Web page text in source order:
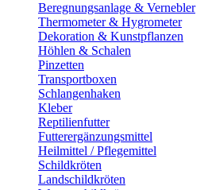
Beregnungsanlage & Vernebler
Thermometer & Hygrometer
Dekoration & Kunstpflanzen
Höhlen & Schalen
Pinzetten
Transportboxen
Schlangenhaken
Kleber
Reptilienfutter
Futterergänzungsmittel
Heilmittel / Pflegemittel
Schildkröten
Landschildkröten